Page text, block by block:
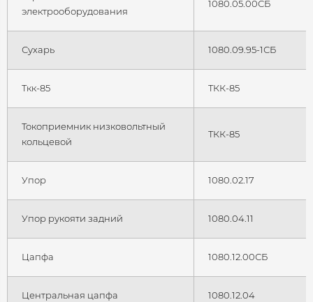
электрооборудования
1080.05.00СБ
Сухарь 1080.09.95-1СБ
Ткк-85 ТКК-85
Токоприемник низковольтный
кольцевой
ТКК-85
Упор 1080.02.17
Упор рукояти задний 1080.04.11
Цапфа 1080.12.00СБ
Центральная цапфа 1080.12.04